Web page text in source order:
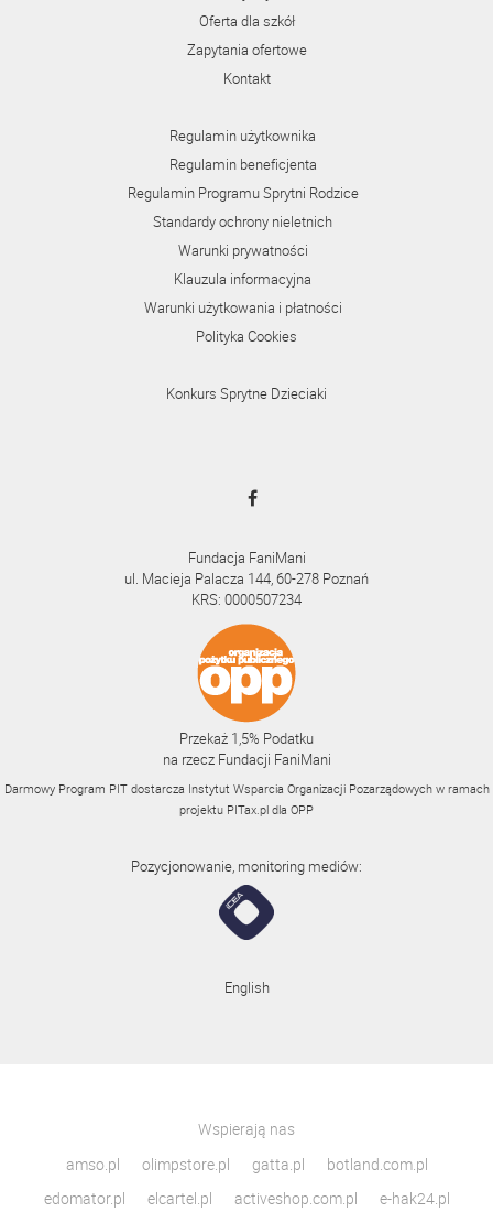
Oferta dla szkół
Zapytania ofertowe
Kontakt
Regulamin użytkownika
Regulamin beneficjenta
Regulamin Programu Sprytni Rodzice
Standardy ochrony nieletnich
Warunki prywatności
Klauzula informacyjna
Warunki użytkowania i płatności
Polityka Cookies
Konkurs Sprytne Dzieciaki
Fundacja FaniMani
ul. Macieja Palacza 144, 60-278 Poznań
KRS: 0000507234
Przekaż 1,5% Podatku
na rzecz Fundacji FaniMani
Darmowy Program PIT dostarcza Instytut Wsparcia Organizacji Pozarządowych w ramach
projektu PITax.pl dla OPP
Pozycjonowanie, monitoring mediów:
English
Wspierają nas
amso.pl
olimpstore.pl gatta.pl
botland.com.pl
edomator.pl
elcartel.pl activeshop.com.pl e-hak24.pl